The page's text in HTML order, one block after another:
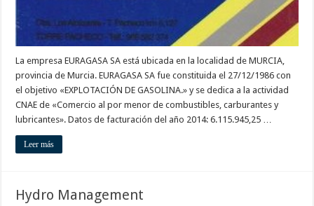
La empresa EURAGASA SA está ubicada en la localidad de MURCIA,
provincia de Murcia. EURAGASA SA fue constituida el 27/12/1986 con
el objetivo «EXPLOTACIÓN DE GASOLINA.» y se dedica a la actividad
CNAE de «Comercio al por menor de combustibles, carburantes y
lubricantes». Datos de facturación del año 2014: 6.115.945,25 …
Leer más
Hydro Management